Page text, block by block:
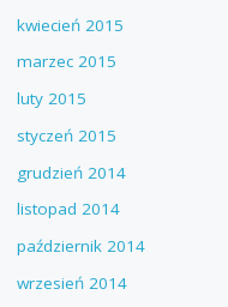
kwiecień 2015
marzec 2015
luty 2015
styczeń 2015
grudzień 2014
listopad 2014
październik 2014
wrzesień 2014